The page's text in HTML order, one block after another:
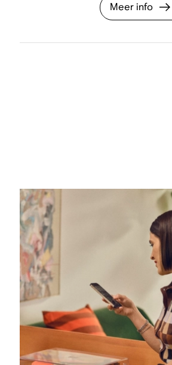
Meer info